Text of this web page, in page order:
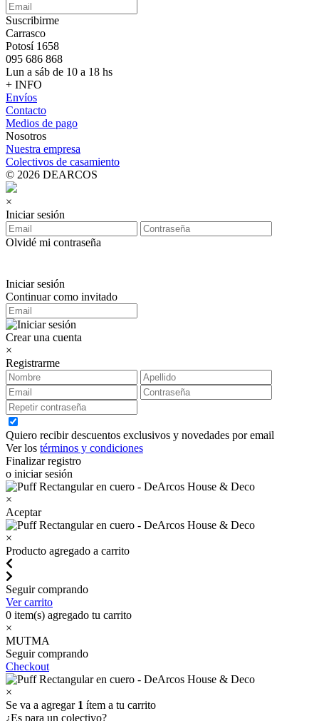
Suscribirme
Carrasco
Potosí 1658
095 686 868
Lun a sáb de 10 a 18 hs
+ INFO
Envíos
Contacto
Medios de pago
Nosotros
Nuestra empresa
Colectivos de casamiento
© 2026 DEARCOS
×
Iniciar sesión
Olvidé mi contraseña
Iniciar sesión
Continuar como invitado
Crear una cuenta
×
Registrarme
Quiero recibir descuentos exclusivos y novedades por email
Ver los términos y condiciones
Finalizar registro
o iniciar sesión
×
Aceptar
×
Producto agregado a carrito
Seguir comprando
Ver carrito
0 item(s) agregado tu carrito
×
MUTMA
Seguir comprando
Checkout
×
Se va a agregar 1 ítem a tu carrito
¿Es para un colectivo?